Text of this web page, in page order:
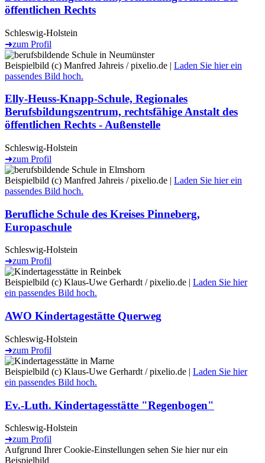
öffentlichen Rechts
Schleswig-Holstein
➜zum Profil
Beispielbild (c) Manfred Jahreis / pixelio.de | Laden Sie hier ein
passendes Bild hoch.
Elly-Heuss-Knapp-Schule, Regionales
Berufsbildungszentrum, rechtsfähige Anstalt des
öffentlichen Rechts - Außenstelle
Schleswig-Holstein
➜zum Profil
Beispielbild (c) Manfred Jahreis / pixelio.de | Laden Sie hier ein
passendes Bild hoch.
Berufliche Schule des Kreises Pinneberg,
Europaschule
Schleswig-Holstein
➜zum Profil
Beispielbild (c) Klaus-Uwe Gerhardt / pixelio.de | Laden Sie hier
ein passendes Bild hoch.
AWO Kindertagestätte Querweg
Schleswig-Holstein
➜zum Profil
Beispielbild (c) Klaus-Uwe Gerhardt / pixelio.de | Laden Sie hier
ein passendes Bild hoch.
Ev.-Luth. Kindertagesstätte "Regenbogen"
Schleswig-Holstein
➜zum Profil
Aufgrund Ihrer Cookie-Einstellungen sehen Sie hier nur ein
Beispielbild